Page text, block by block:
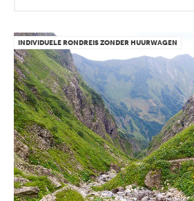
INDIVIDUELE RONDREIS ZONDER HUURWAGEN